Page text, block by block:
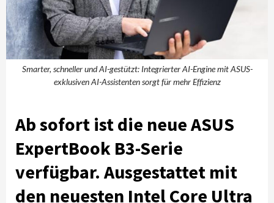
Smarter, schneller und AI-gestützt: Integrierter AI-Engine mit ASUS-
exklusiven AI-Assistenten sorgt für mehr Effizienz
Ab sofort ist die neue ASUS
ExpertBook B3-Serie
verfügbar. Ausgestattet mit
den neuesten Intel Core Ultra